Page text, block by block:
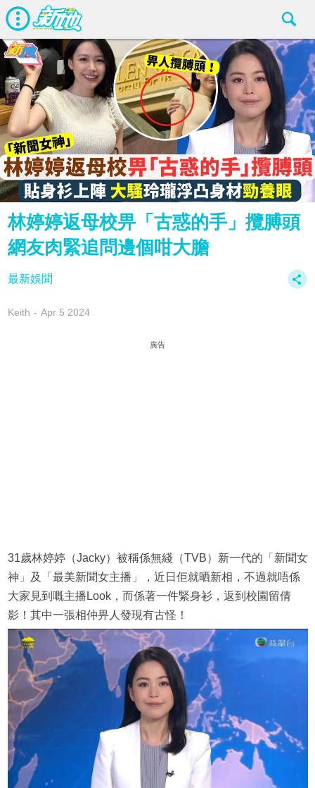
林婷婷返母校畀「古惑的手」攬膊頭
網友肉緊追問邊個咁大膽
最新娛聞
Keith Apr 5 2024
廣告
31歲林婷婷（Jacky）被稱係無綫（TVB）新一代的「新聞女
神」及「最美新聞女主播」，近日佢就晒新相，不過就唔係
大家見到嘅主播Look，而係著一件緊身衫，返到校園留倩
影！其中一張相仲畀人發現有古怪！